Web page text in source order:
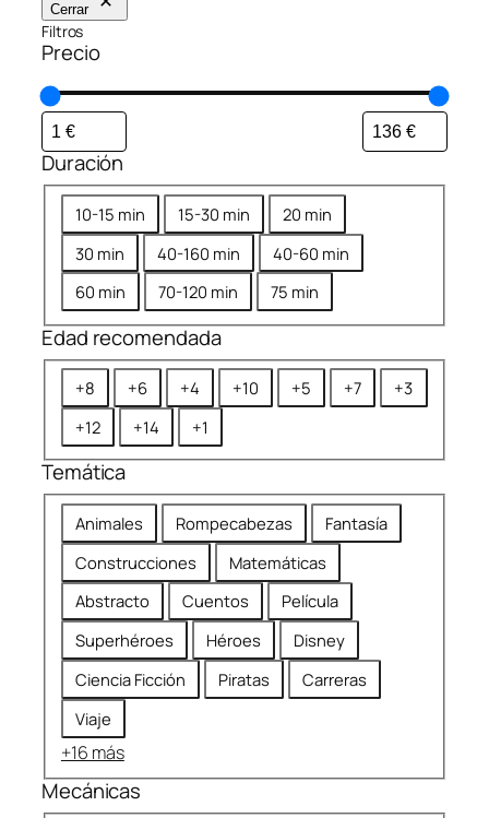
Cerrar
Filtros
Precio
Duración
D
u
c
i
ó
10-15 min 15-30 min
20 min
30 min
40-160 min
40-60 min
60 min
70-120 min 75 min
Edad recomendada
d
d
r
c
m
e
n
a
d
a
+8 +6 +4 +10 +5 +7
+3
+12
+14 +1
Temática
T
e
m
t
i
a
Animales Rompecabezas
Fantasía
Construcciones
Matemáticas
Abstracto
Cuentos
Película
Superhéroes
Héroes
Disney
Ciencia Ficción
Piratas
Carreras
Viaje
+16 más
Mecánicas